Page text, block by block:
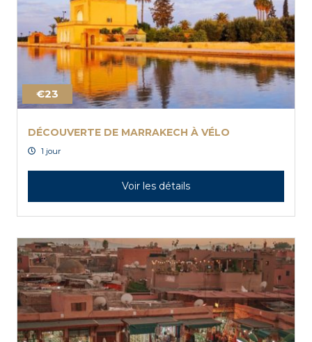
€23
DÉCOUVERTE DE MARRAKECH À VÉLO
1 jour
Voir les détails